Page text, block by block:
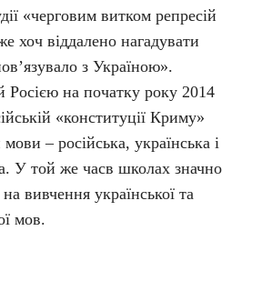
«черговим витком репресій
хоч віддалено нагадувати
з Україною».
Росією на початку року 2014
«конституції Криму»
– російська, українська і
У той же часв школах значно
вивчення української та
мов.